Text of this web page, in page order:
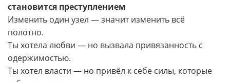
становится преступлением
Изменить один узел — значит изменить всё
полотно.
Ты хотела любви — но вызвала привязанность с
одержимостью.
Ты хотел власти — но привёл к себе силы, которые